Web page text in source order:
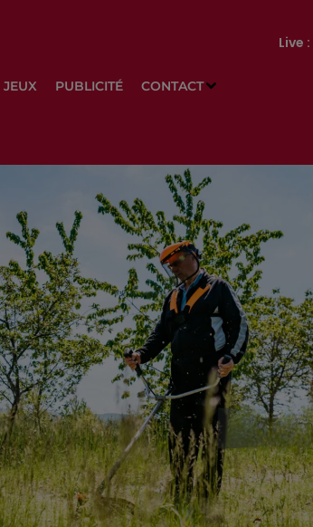
JEUX PUBLICITÉ CONTACT
Live :